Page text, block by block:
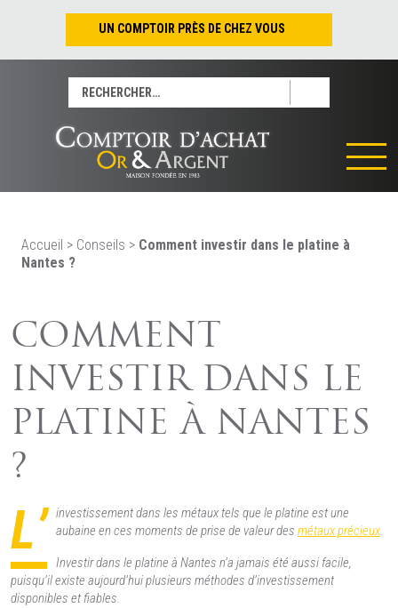
UN COMPTOIR PRÈS DE CHEZ VOUS
Nantes – Jean-Jacques Rousseau
Nantes – Saint-Pierre
Tours
La Rochelle
La Roche/Yon
Rechercher :
Accueil > Conseils > Comment investir dans le platine à
Nantes ?
COMMENT
INVESTIR DANS LE
PLATINE À NANTES
?
L’ investissement dans les métaux tels que le platine est une
aubaine en ces moments de prise de valeur des métaux précieux.
Investir dans le platine à Nantes n’a jamais été aussi facile,
puisqu’il existe aujourd’hui plusieurs méthodes d’investissement
disponibles et fiables.